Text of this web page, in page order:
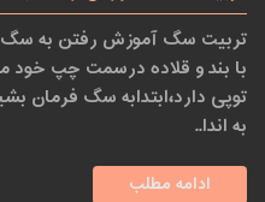
تربیت سگ آموزش رفتن به
با بند و قلاده درسمت چپ
توپی دارد،ابتدابه سگ
به اندا..
ادامه مطلب